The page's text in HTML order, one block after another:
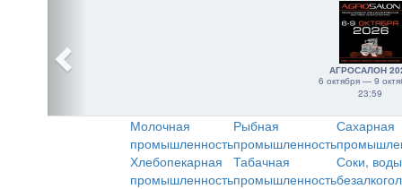
АГРОСАЛОН
6 октября — 9
23:59
Молочная
промышленность
Рыбная
промышленность
Сахарная
Хлебопекарная
промышленность
Табачная
промышленность
Соки,